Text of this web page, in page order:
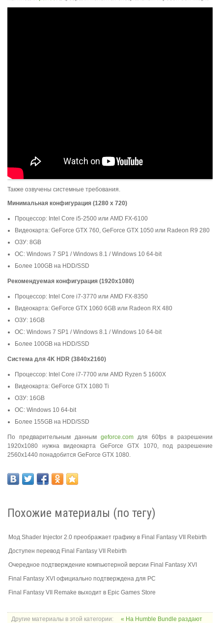
Также озвучены системные требования.
Минимальная конфигурация (1280 x 720)
Процессор: Intel Core i5-2500 или AMD FX-6100
Видеокарта: GeForce GTX 760, GeForce GTX 1050 или Radeon R9 280
ОЗУ: 8GB
ОС: Windows 7 SP1 / Windows 8.1 / Windows 10 64-bit
Более 100GB на HDD/SSD
Рекомендуемая конфигурация (1920x1080)
Процессор: Intel Core i7-3770 или AMD FX-8350
Видеокарта: GeForce GTX 1060 6GB или Radeon RX 480
ОЗУ: 16GB
ОС: Windows 7 SP1 / Windows 8.1 / Windows 10 64-bit
Более 100GB на HDD/SSD
Система для 4K HDR (3840x2160)
Процессор: Intel Core i7-7700 или AMD Ryzen 5 1600X
Видеокарта: GeForce GTX 1080 Ti
ОЗУ: 16GB
ОС: Windows 10 64-bit
Более 155GB на HDD/SSD
По предварительным данным geforce.com для 60fps в разрешении
1920x1080 нужна видеокарта GeForce GTX 1070, под разрешение
2560x1440 понадобится GeForce GTX 1080.
Похожие материалы (по тегу)
Мод Shader Injector 2.0 преображает графику в Final Fantasy VII Rebirth
Доступен перевод Final Fantasy VII Rebirth
Очередное подтверждение компьютерной версии Final Fantasy XVI
Final Fantasy XVI официально подтверждена для PC
Final Fantasy VII Remake выходит в Epic Games Store
Другие материалы в этой категории: « На Humble Bundle раздают